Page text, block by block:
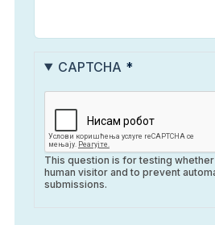
CAPTCHA
This question is for testing
human visitor and to prevent
submissions.